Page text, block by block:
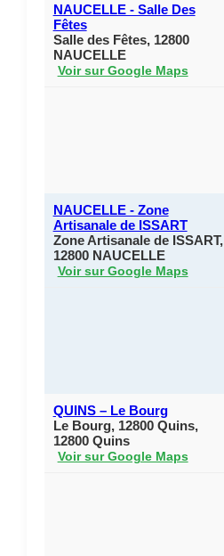
NAUCELLE - Salle Des
Fêtes
Salle des Fêtes, 12800
NAUCELLE
Voir sur Google Maps
NAUCELLE - Zone
Artisanale de ISSART
Zone Artisanale de ISSART,
12800 NAUCELLE
Voir sur Google Maps
QUINS – Le Bourg
Le Bourg, 12800 Quins,
12800 Quins
Voir sur Google Maps